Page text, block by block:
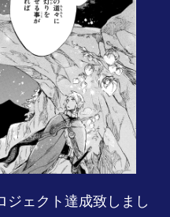
ジェクト達成致しまし